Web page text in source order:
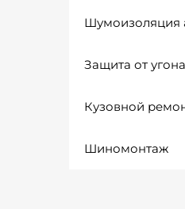
Шумоизоляция
Защита от угона
Кузовной
Шиномонтаж